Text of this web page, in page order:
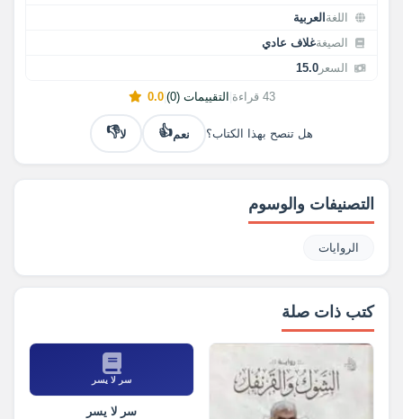
اللغة العربية
الصيغةغلاف عادي
السعر 15.0
43 قراءة التقييمات (0) |
0.0
هل تنصح بهذا الكتاب؟ نعم👍 لا👎
التصنيفات والوسوم
الروايات
كتب ذات صلة
سر لا يسر
سر لا يسر